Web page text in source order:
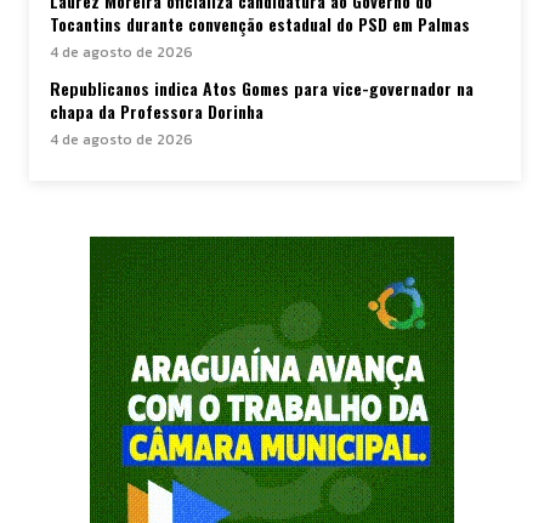
Tocantins durante convenção estadual do PSD em Palmas
4 de agosto de 2026
Republicanos indica Atos Gomes para vice-governador na
chapa da Professora Dorinha
4 de agosto de 2026